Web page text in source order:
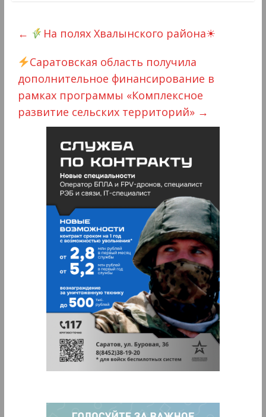
←
На полях Хвалынского района☀
Саратовская область получила
дополнительное финансирование в
рамках программы «Комплексное
развитие сельских территорий» →